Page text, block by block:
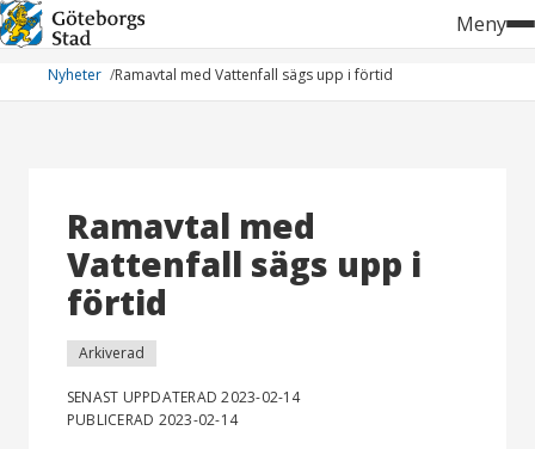
Hoppa
till
innehåll
Meny
Nyheter Ramavtal med Vattenfall sägs upp i förtid
Ramavtal med
Vattenfall sägs upp i
förtid
Arkiverad
SENAST UPPDATERAD 2023-02-14
PUBLICERAD 2023-02-14